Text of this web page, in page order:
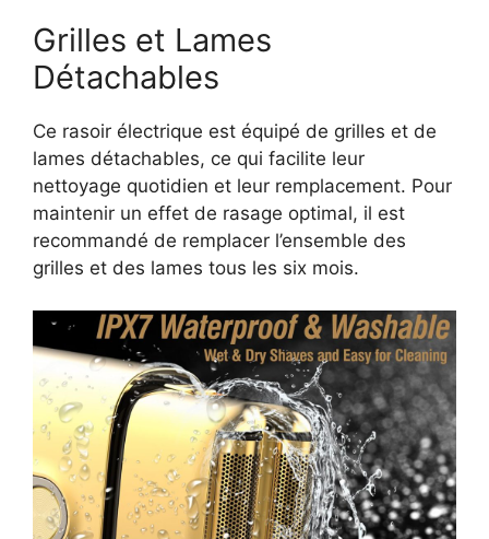
Grilles et Lames
Détachables
Ce rasoir électrique est équipé de grilles et de
lames détachables, ce qui facilite leur
nettoyage quotidien et leur remplacement. Pour
maintenir un effet de rasage optimal, il est
recommandé de remplacer l’ensemble des
grilles et des lames tous les six mois.